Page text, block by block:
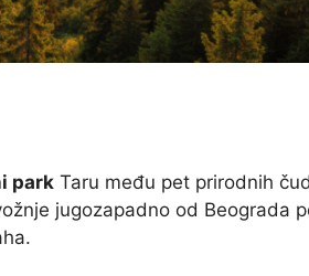
park Taru među pet prirodnih
jugozapadno od Beograda